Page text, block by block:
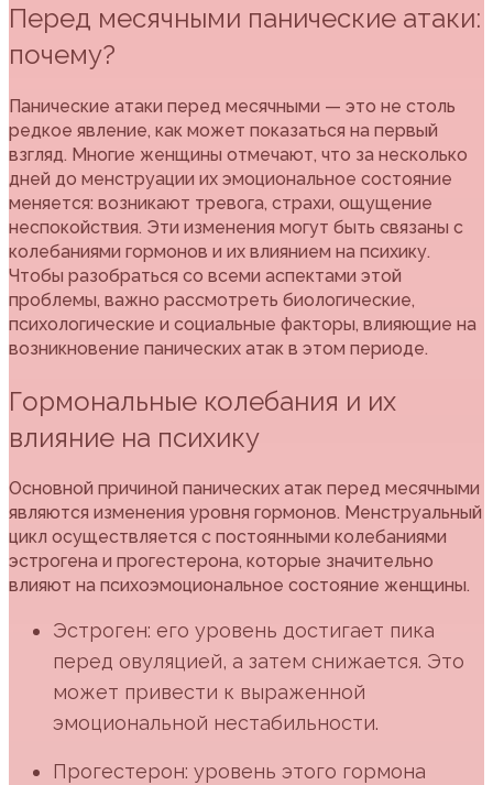
Перед месячными панические атаки:
почему?
Панические атаки перед месячными — это не столь
редкое явление, как может показаться на первый
взгляд. Многие женщины отмечают, что за несколько
дней до менструации их эмоциональное состояние
меняется: возникают тревога, страхи, ощущение
неспокойствия. Эти изменения могут быть связаны с
колебаниями гормонов и их влиянием на психику.
Чтобы разобраться со всеми аспектами этой
проблемы, важно рассмотреть биологические,
психологические и социальные факторы, влияющие на
возникновение панических атак в этом периоде.
Гормональные колебания и их
влияние на психику
Основной причиной панических атак перед месячными
являются изменения уровня гормонов. Менструальный
цикл осуществляется с постоянными колебаниями
эстрогена и прогестерона, которые значительно
влияют на психоэмоциональное состояние женщины.
Эстроген: его уровень достигает пика
перед овуляцией, а затем снижается. Это
может привести к выраженной
эмоциональной нестабильности.
Прогестерон: уровень этого гормона